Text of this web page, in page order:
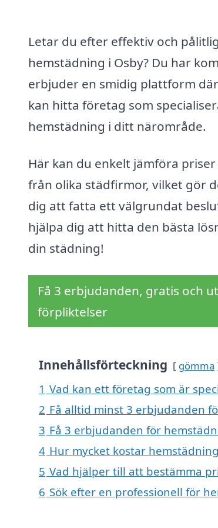
Letar du efter effektiv och pålitlig
hemstädning i Osby? Du har
erbjuder en smidig plattform
kan hitta företag som
hemstädning i ditt närområde.
Här kan du enkelt jämföra
från olika städfirmor, vilket gör
dig att fatta ett välgrundat
hjälpa dig att hitta den bästa
din städning!
Få 3 erbjudanden, gratis och
förpliktelser
Innehållsförteckning gömma
1 Vad kan ett företag som är
2 Få alltid minst 3 erbjudanden
3 Få 3 erbjudanden för
4 Hur mycket kostar
5 Vad hjälper till att bestämma
6 Sök efter en professionell för